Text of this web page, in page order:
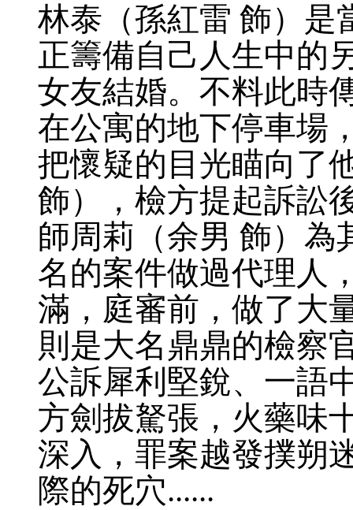
林泰（孫紅雷 飾）是
正籌備自己人生中的
女友結婚。不料此時
在公寓的地下停車場
把懷疑的目光瞄向了
飾），檢方提起訴訟
師周莉（余男 飾）為
名的案件做過代理人
滿，庭審前，做了大
則是大名鼎鼎的檢察
公訴犀利堅銳、一語
方劍拔駑張，火藥味
深入，罪案越發撲朔
際的死穴......